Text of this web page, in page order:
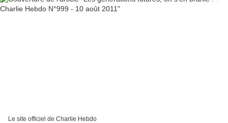
Le site officiel de Charlie Hebdo